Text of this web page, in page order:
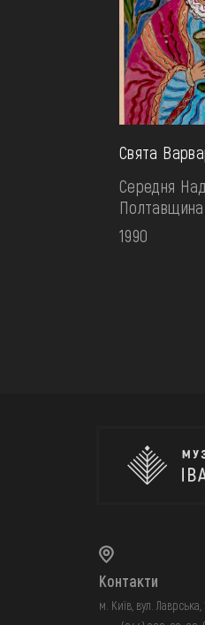
Свята
Середня
Полтавщина
1990
Контакти
м. Київ, вул. Лаврська,